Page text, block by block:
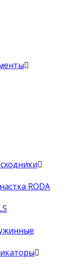
RODA